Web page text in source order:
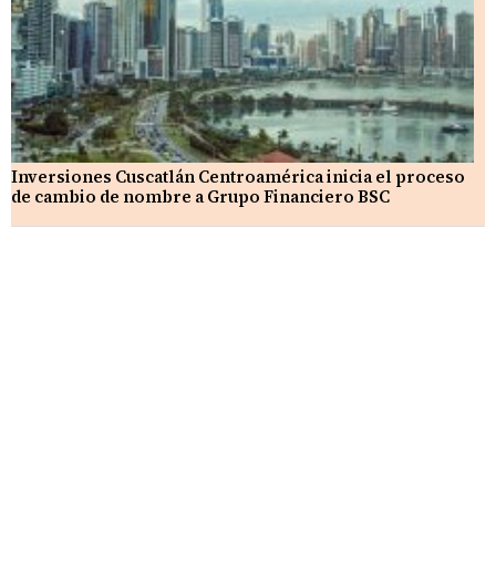
Inversiones Cuscatlán Centroamérica inicia el proceso
de cambio de nombre a Grupo Financiero BSC